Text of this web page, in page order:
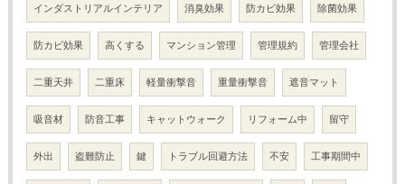
インダストリアルインテリア 消臭効果 防カビ効果 除菌効果
防カビ効果 高くする マンション管理 管理規約 管理会社
二重天井 二重床 軽量衝撃音 重量衝撃音 遮音マット
吸音材 防音工事 キャットウォーク リフォーム中 留守
外出 盗難防止 鍵 トラブル回避方法 不安 工事期間中